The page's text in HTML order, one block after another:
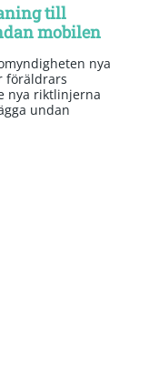
till
mobilen
nya
föräldrars
nya riktlinjerna
undan